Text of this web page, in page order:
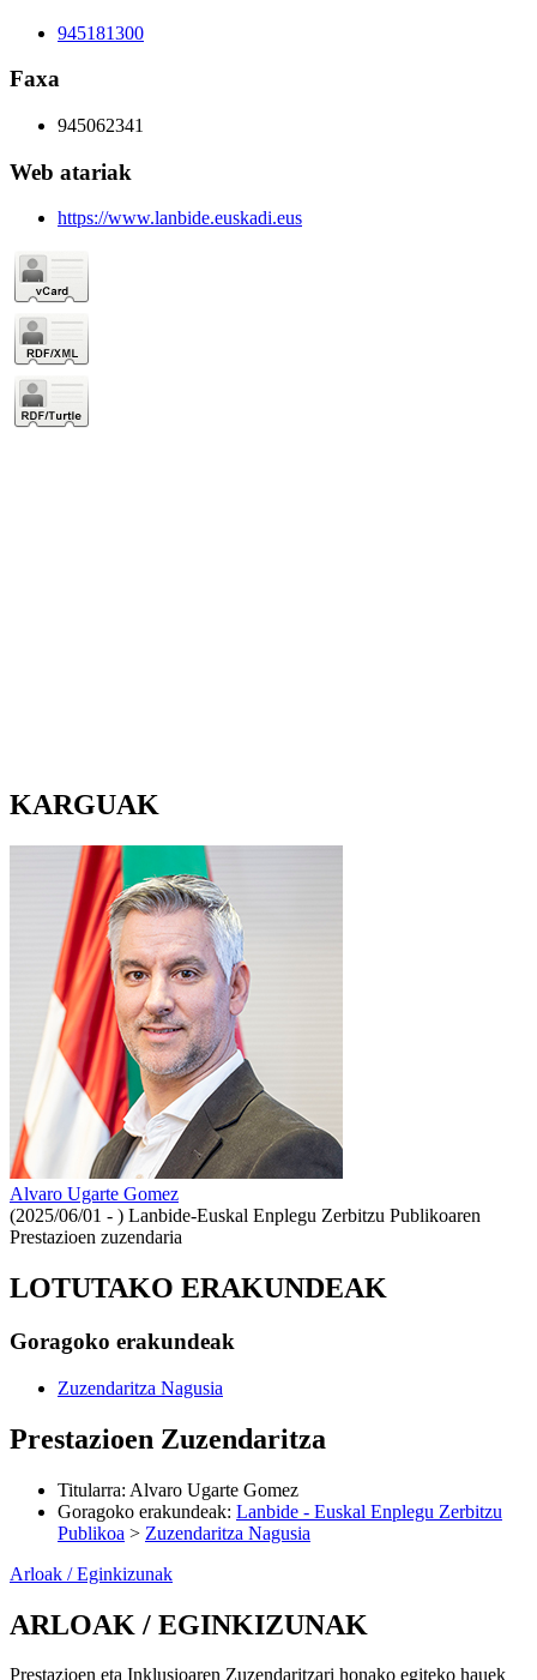
945181300
Faxa
945062341
Web atariak
https://www.lanbide.euskadi.eus
KARGUAK
Alvaro Ugarte Gomez
(2025/06/01 - ) Lanbide-Euskal Enplegu Zerbitzu Publikoaren
Prestazioen zuzendaria
LOTUTAKO ERAKUNDEAK
Goragoko erakundeak
Zuzendaritza Nagusia
Prestazioen Zuzendaritza
Titularra: Alvaro Ugarte Gomez
Goragoko erakundeak: Lanbide - Euskal Enplegu Zerbitzu
Publikoa > Zuzendaritza Nagusia
Arloak / Eginkizunak
ARLOAK / EGINKIZUNAK
Prestazioen eta Inklusioaren Zuzendaritzari honako egiteko hauek